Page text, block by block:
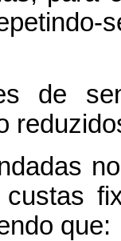
de
que: